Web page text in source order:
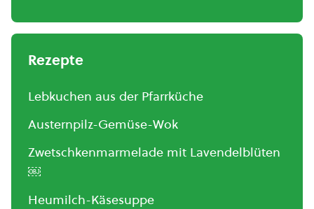
Rezepte
Lebkuchen aus der Pfarrküche
Austernpilz-Gemüse-Wok
Zwetschkenmarmelade mit Lavendelblüten
￼
Heumilch-Käsesuppe